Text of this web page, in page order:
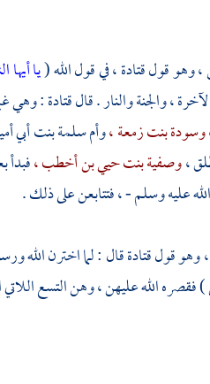
،وهو قولقتادة ،في قول الله (يا
، والجنة والنار . قالقتادة: وهي
وسودة بنت زمعة ،وأم سلمة بنت أبي
،وصفية بنت حيي بن أخطب ،فبدأ
عليه وسلم - ، فتتابعن على ذلك .
وهو قولقتادةقال : لما اخترن الله
) فقصره الله عليهن ، وهن التسع